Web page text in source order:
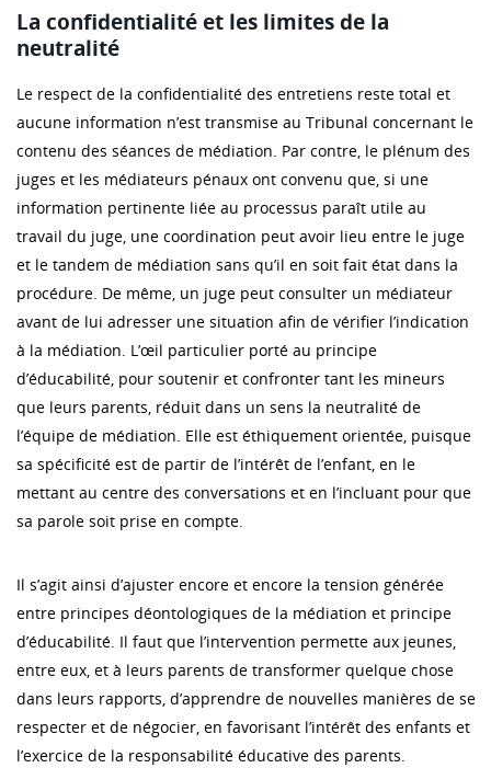
La confidentialité et les limites de la
neutralité
Le respect de la confidentialité des entretiens reste total et
aucune information n’est transmise au Tribunal concernant le
contenu des séances de médiation. Par contre, le plénum des
juges et les médiateurs pénaux ont convenu que, si une
information pertinente liée au processus paraît utile au
travail du juge, une coordination peut avoir lieu entre le juge
et le tandem de médiation sans qu’il en soit fait état dans la
procédure. De même, un juge peut consulter un médiateur
avant de lui adresser une situation afin de vérifier l’indication
à la médiation. L’œil particulier porté au principe
d’éducabilité, pour soutenir et confronter tant les mineurs
que leurs parents, réduit dans un sens la neutralité de
l’équipe de médiation. Elle est éthiquement orientée, puisque
sa spécificité est de partir de l’intérêt de l’enfant, en le
mettant au centre des conversations et en l’incluant pour que
sa parole soit prise en compte.
Il s’agit ainsi d’ajuster encore et encore la tension générée
entre principes déontologiques de la médiation et principe
d’éducabilité. Il faut que l’intervention permette aux jeunes,
entre eux, et à leurs parents de transformer quelque chose
dans leurs rapports, d’apprendre de nouvelles manières de se
respecter et de négocier, en favorisant l’intérêt des enfants et
l’exercice de la responsabilité éducative des parents.